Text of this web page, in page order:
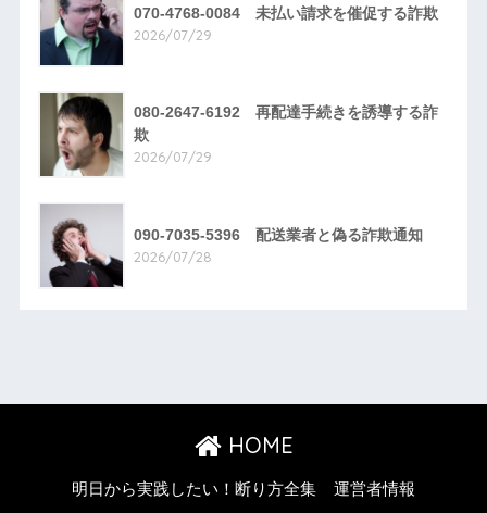
070-4768-0084 未払い請求を催促する詐欺
2026/07/29
080-2647-6192 再配達手続きを誘導する詐
欺
2026/07/29
090-7035-5396 配送業者と偽る詐欺通知
2026/07/28
HOME
明日から実践したい！断り方全集 運営者情報